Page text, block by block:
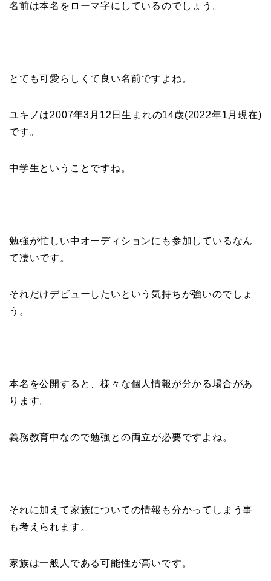
名前は本名をローマ字にしているのでしょう。
とても可愛らしくて良い名前ですよね。
ユキノは2007年3月12日生まれの14歳(2022年1月現在)
です。
中学生ということですね。
勉強が忙しい中オーディションにも参加しているなん
て凄いです。
それだけデビューしたいという気持ちが強いのでしょ
う。
本名を公開すると、様々な個人情報が分かる場合があ
ります。
義務教育中なので勉強との両立が必要ですよね。
それに加えて家族についての情報も分かってしまう事
も考えられます。
家族は一般人である可能性が高いです。